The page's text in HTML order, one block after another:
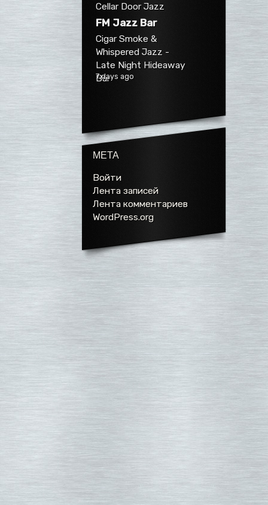
Cellar Door Jazz
FM Jazz Bar
Cigar Smoke &
Whispered Jazz -
Late Night Hideaway
Bar
7 days ago
МЕТА
Войти
Лента записей
Лента комментариев
WordPress.org